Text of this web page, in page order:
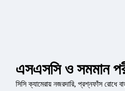
এসএসসি ও সমমান
সিসি ক্যামেরায় নজরদারি, প্রশ্নফাঁস